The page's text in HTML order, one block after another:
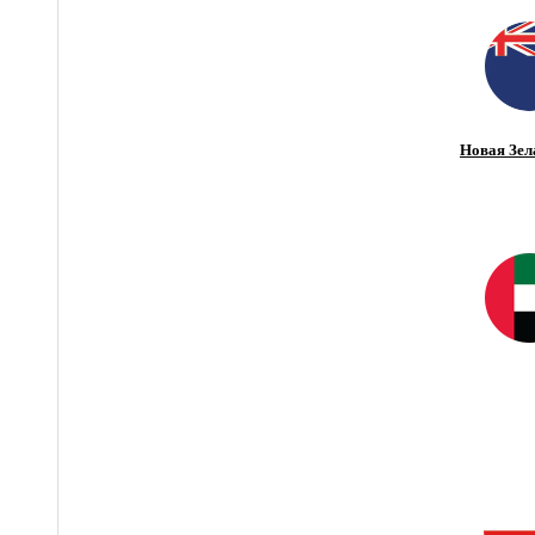
Новая